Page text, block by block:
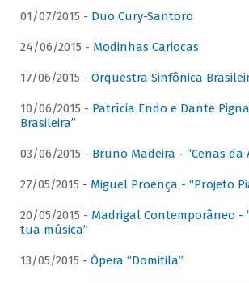
01/07/2015 - Duo Cury-Santoro
24/06/2015 - Modinhas Cariocas
17/06/2015 - Orquestra Sinfônica
10/06/2015 - Patrícia Endo e Dante
Brasileira”
03/06/2015 - Bruno Madeira - “Cenas da
27/05/2015 - Miguel Proença - “Projeto
20/05/2015 - Madrigal Contemporâneo -
tua música”
13/05/2015 - Ópera “Domitila”